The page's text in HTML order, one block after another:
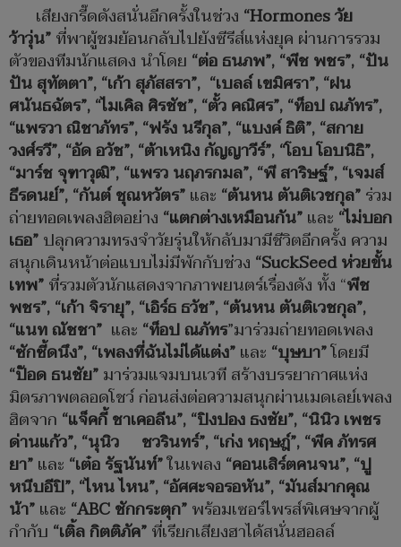
เสียงกรี๊ดดังสนั่นอีกครั้งในช่วง “Hormonesวัย
ว้าวุ่น”ที่พาผู้ชมย้อนกลับไปยังซีรีส์แห่งยุค ผ่านการรวม
ตัวของทีมนักแสดง นำโดย “ต่อ ธนภพ”, “พีช พชร”, “ปัน
ปัน สุทัตตา”, “เก้า สุภัสสรา”, “เบลล์ เขมิศรา”, “ฝน
ศนันธฉัตร”, “ไมเคิล ศิรชัช”, “ตั้ว คณิศร”, “ท็อป ณภัทร”,
“แพรวา ณิชาภัทร”, “ฟรัง นรีกุล”, “แบงค์ ธิติ”, “สกาย
วงศ์รวี”, “อัด อวัช”, “ต้าเหนิง กัญญาวีร์”, “โอบ โอบนิธิ”,
“มาร์ช จุฑาวุฒิ”, “แพรว นฤภรกมล”, “พี สาริษฐ์”, “เจมส์
ธีรดนย์”, “กันต์ ชุณหวัตร”และ “ต้นหน ตันติเวชกุล”ร่วม
ถ่ายทอดเพลงฮิตอย่าง “แตกต่างเหมือนกัน”และ “ไม่บอก
เธอ”ปลุกความทรงจำวัยรุ่นให้กลับมามีชีวิตอีกครั้ง ความ
สนุกเดินหน้าต่อแบบไม่มีพักกับช่วง “SuckSeedห่วยขั้น
เทพ”ที่รวมตัวนักแสดงจากภาพยนตร์เรื่องดัง ทั้ง “พีช
พชร”, “เก้า จิรายุ”, “เอิร์ธ ธวัช”, “ต้นหน ตันติเวชกุล”,
“แนท ณัชชา” และ “ท็อป ณภัทร”มาร่วมถ่ายทอดเพลง
“ซักซี้ดนึง”, “เพลงที่ฉันไม่ได้แต่ง”และ “บุษบา”โดยมี
“ป๊อด ธนชัย”มาร่วมแจมบนเวที สร้างบรรยากาศแห่ง
มิตรภาพตลอดโชว์ ก่อนส่งต่อความสนุกผ่านเมดเลย์เพลง
ฮิตจาก “แจ็คกี้ ชาเคอลีน”, “ปิงปอง ธงชัย”, “นินิว เพชร
ด่านแก้ว”, “นุนิว ชวรินทร์”, “เก่ง หฤษฎ์”, “พีค ภัทรศ
ยา”และ “เต๋อ รัฐนันท์”ในเพลง “คอนเสิร์ตคนจน”, “ปู
หนีบอีปิ”, “ไหน ไหน”, “อัศศะจอรอหัน”, “มันส์มากคุณ
น้า”และ “ABCชักกระตุก”พร้อมเซอร์ไพรส์พิเศษจากผู้
กำกับ “เติ้ล กิตติภัค”ที่เรียกเสียงฮาได้สนั่นฮอลล์